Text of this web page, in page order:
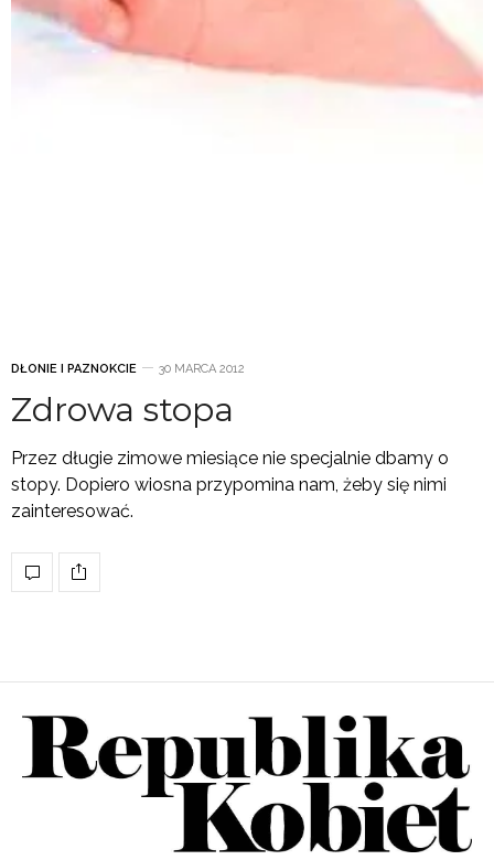
DŁONIE I PAZNOKCIE 30 MARCA 2012
Zdrowa stopa
Przez długie zimowe miesiące nie specjalnie dbamy o
stopy. Dopiero wiosna przypomina nam, żeby się nimi
zainteresować.